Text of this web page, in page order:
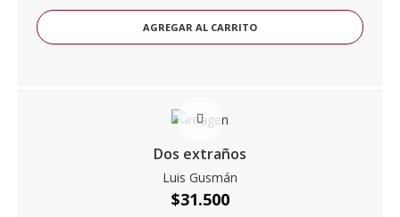
AGREGAR AL CARRITO
Dos extraños
Luis Gusmán
$31.500